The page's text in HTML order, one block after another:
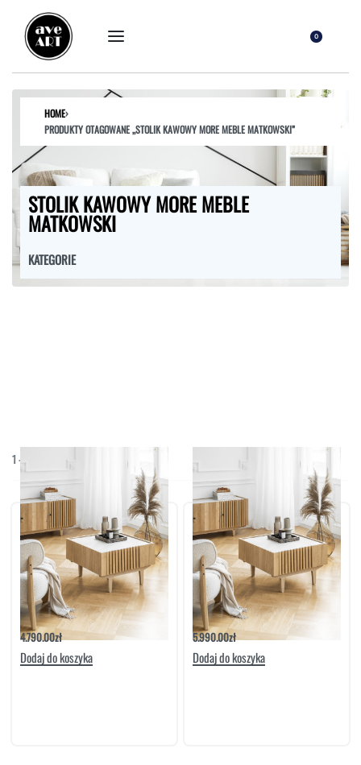
0
HOME›
PRODUKTY OTAGOWANE „STOLIK KAWOWY MORE MEBLE MATKOWSKI”
STOLIK KAWOWY MORE MEBLE
MATKOWSKI
KATEGORIE
STOLIKI
STOŁY
SZAFKI I KOMODY
1 - 2 Domyślne sortowanie
Stolik Kawowy Meble Matkowski More 70
1S
4.790.00zł
Dodaj do koszyka
Stolik Kawowy More 120 1S | Meble
Matkowski
5.990.00zł
Dodaj do koszyka